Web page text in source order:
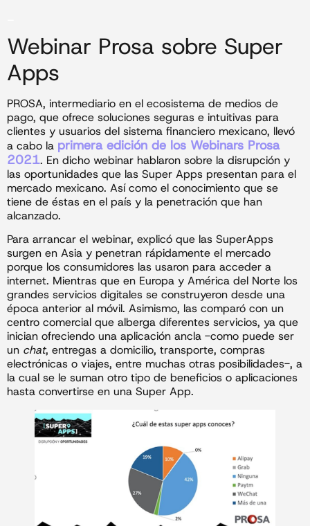
Webinar Prosa sobre Super
Apps
PROSA, intermediario en el ecosistema de medios de
pago, que ofrece soluciones seguras e intuitivas para
clientes y usuarios del sistema financiero mexicano, llevó
a cabo la primera edición de los Webinars Prosa
2021. En dicho webinar hablaron sobre la disrupción y
las oportunidades que las Super Apps presentan para el
mercado mexicano. Así como el conocimiento que se
tiene de éstas en el país y la penetración que han
alcanzado.
Para arrancar el webinar, explicó que las SuperApps
surgen en Asia y penetran rápidamente el mercado
porque los consumidores las usaron para acceder a
internet. Mientras que en Europa y América del Norte los
grandes servicios digitales se construyeron desde una
época anterior al móvil. Asimismo, las comparó con un
centro comercial que alberga diferentes servicios, ya que
inician ofreciendo una aplicación ancla -como puede ser
un chat, entregas a domicilio, transporte, compras
electrónicas o viajes, entre muchas otras posibilidades-, a
la cual se le suman otro tipo de beneficios o aplicaciones
hasta convertirse en una Super App.